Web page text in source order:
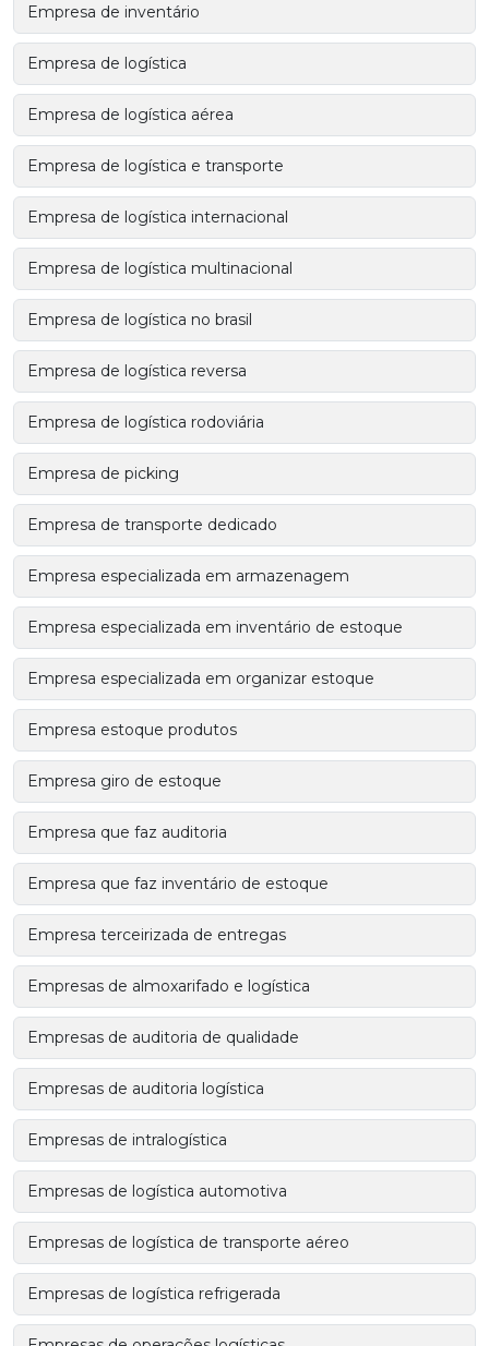
Empresa de inventário
Empresa de logística
Empresa de logística aérea
Empresa de logística e transporte
Empresa de logística internacional
Empresa de logística multinacional
Empresa de logística no brasil
Empresa de logística reversa
Empresa de logística rodoviária
Empresa de picking
Empresa de transporte dedicado
Empresa especializada em armazenagem
Empresa especializada em inventário de estoque
Empresa especializada em organizar estoque
Empresa estoque produtos
Empresa giro de estoque
Empresa que faz auditoria
Empresa que faz inventário de estoque
Empresa terceirizada de entregas
Empresas de almoxarifado e logística
Empresas de auditoria de qualidade
Empresas de auditoria logística
Empresas de intralogística
Empresas de logística automotiva
Empresas de logística de transporte aéreo
Empresas de logística refrigerada